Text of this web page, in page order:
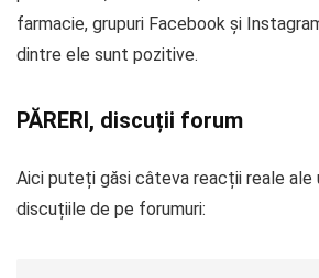
farmacie, grupuri Facebook și
dintre ele sunt pozitive.
PĂRERI, discuții forum
Aici puteți găsi câteva reacții reale ale
discuțiile de pe forumuri: